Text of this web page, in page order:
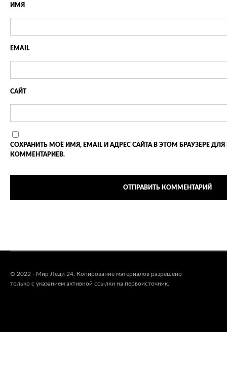
ИМЯ
EMAIL
САЙТ
СОХРАНИТЬ МОЁ ИМЯ, EMAIL И АДРЕС САЙТА В ЭТОМ БРАУЗЕРЕ
КОММЕНТАРИЕВ.
© 2022 - Мир Леди 24. Копирование материалов разрешено
только с указанием активной ссылки на первоисточник.